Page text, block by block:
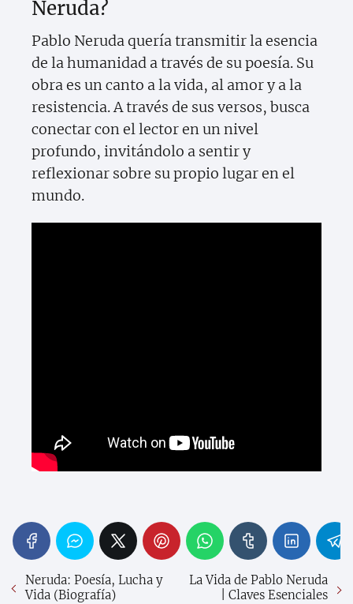
Neruda?
Pablo Neruda quería transmitir la esencia
de la humanidad a través de su poesía. Su
obra es un canto a la vida, al amor y a la
resistencia. A través de sus versos, busca
conectar con el lector en un nivel
profundo, invitándolo a sentir y
reflexionar sobre su propio lugar en el
mundo.
Neruda: Poesía, Lucha y
Vida (Biografía)
La Vida de Pablo Neruda
| Claves Esenciales